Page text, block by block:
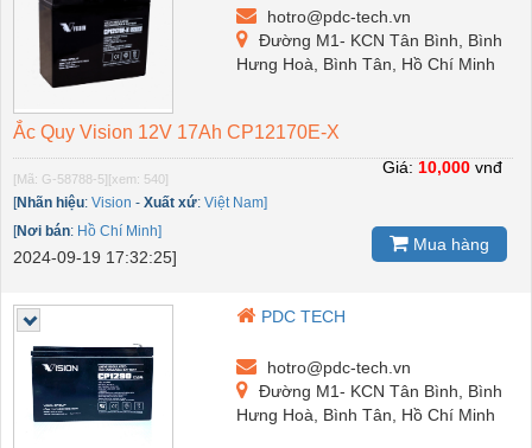
hotro@pdc-tech.vn
Đường M1- KCN Tân Bình, Bình
Hưng Hoà, Bình Tân, Hồ Chí Minh
Ắc Quy Vision 12V 17Ah CP12170E-X
[Mã: G-58788-5][xem: 540]
[Nhãn hiệu: Vision - Xuất xứ: Việt Nam]
[Nơi bán: Hồ Chí Minh]
2024-09-19 17:32:25]
Giá: 10,000 vnđ
Mua hàng
PDC TECH
hotro@pdc-tech.vn
Đường M1- KCN Tân Bình, Bình
Hưng Hoà, Bình Tân, Hồ Chí Minh